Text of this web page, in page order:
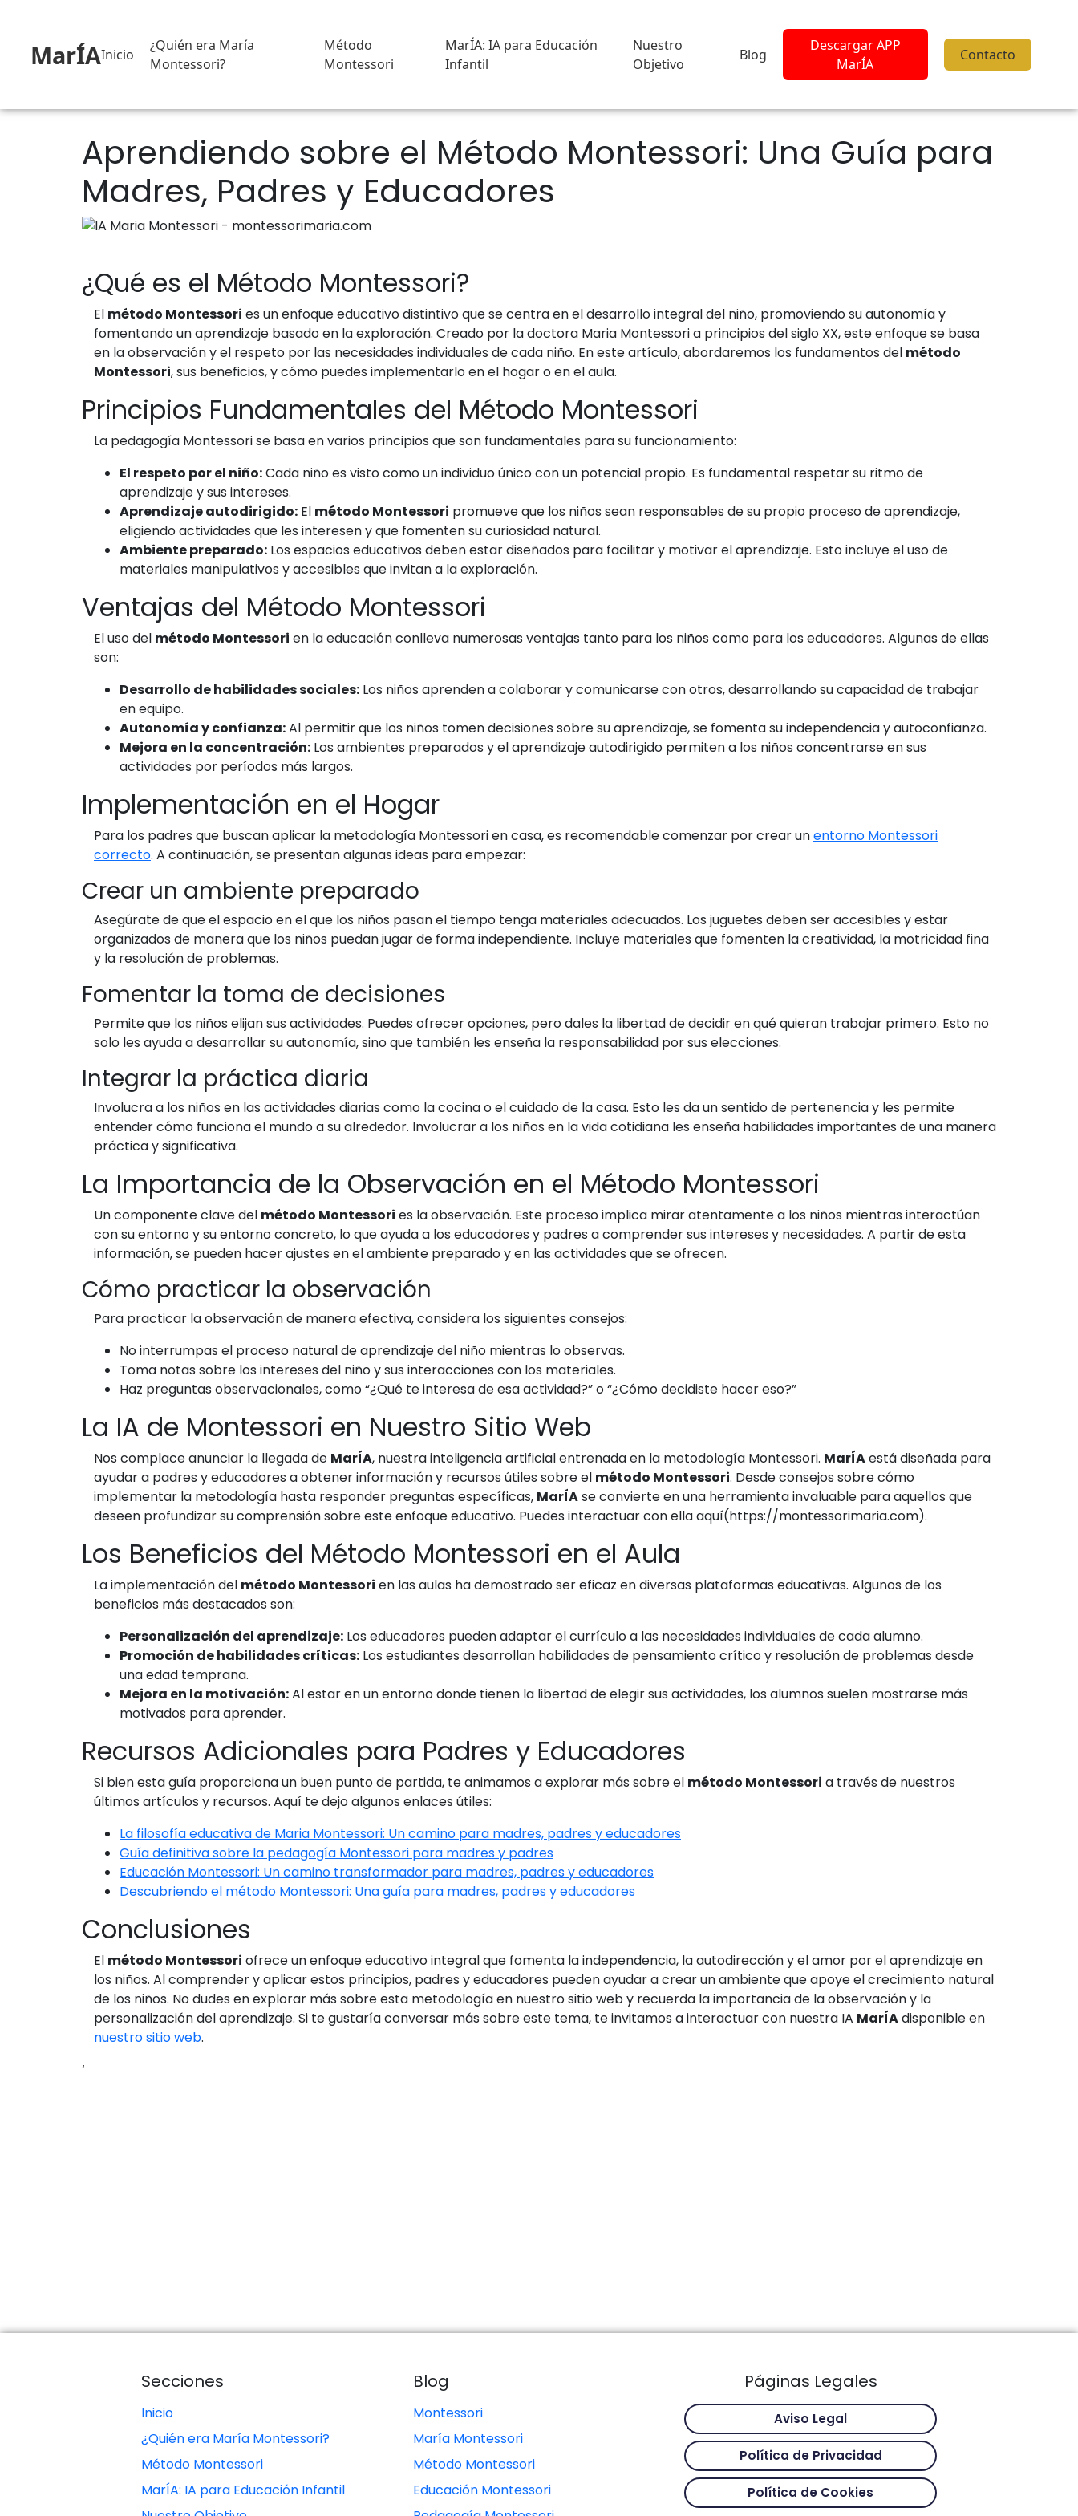
MarÍAInicio
¿Quién era María
Montessori?
Método
Montessori
MarÍA: IA para Educación
Infantil
Nuestro
Objetivo
Blog
Descargar APP
MarÍA
Contacto
Aprendiendo sobre el Método Montessori: Una Guía para
Madres, Padres y Educadores
¿Qué es el Método Montessori?
El método Montessori es un enfoque educativo distintivo que se centra en el desarrollo integral del niño, promoviendo su autonomía y
fomentando un aprendizaje basado en la exploración. Creado por la doctora Maria Montessori a principios del siglo XX, este enfoque se basa
en la observación y el respeto por las necesidades individuales de cada niño. En este artículo, abordaremos los fundamentos del método
Montessori, sus beneficios, y cómo puedes implementarlo en el hogar o en el aula.
Principios Fundamentales del Método Montessori
La pedagogía Montessori se basa en varios principios que son fundamentales para su funcionamiento:
El respeto por el niño:Cada niño es visto como un individuo único con un potencial propio. Es fundamental respetar su ritmo de
aprendizaje y sus intereses.
Aprendizaje autodirigido: El método Montessori promueve que los niños sean responsables de su propio proceso de aprendizaje,
eligiendo actividades que les interesen y que fomenten su curiosidad natural.
Ambiente preparado: Los espacios educativos deben estar diseñados para facilitar y motivar el aprendizaje. Esto incluye el uso de
materiales manipulativos y accesibles que invitan a la exploración.
Ventajas del Método Montessori
El uso del método Montessori en la educación conlleva numerosas ventajas tanto para los niños como para los educadores. Algunas de ellas
son:
Desarrollo de habilidades sociales: Los niños aprenden a colaborar y comunicarse con otros, desarrollando su capacidad de trabajar
en equipo.
Autonomía y confianza:Al permitir que los niños tomen decisiones sobre su aprendizaje, se fomenta su independencia y autoconfianza.
Mejora en la concentración: Los ambientes preparados y el aprendizaje autodirigido permiten a los niños concentrarse en sus
actividades por períodos más largos.
Implementación en el Hogar
Para los padres que buscan aplicar la metodología Montessori en casa, es recomendable comenzar por crear unentorno Montessori
correcto. A continuación, se presentan algunas ideas para empezar:
Crear un ambiente preparado
Asegúrate de que el espacio en el que los niños pasan el tiempo tenga materiales adecuados. Los juguetes deben ser accesibles y estar
organizados de manera que los niños puedan jugar de forma independiente. Incluye materiales que fomenten la creatividad, la motricidad fina
y la resolución de problemas.
Fomentar la toma de decisiones
Permite que los niños elijan sus actividades. Puedes ofrecer opciones, pero dales la libertad de decidir en qué quieran trabajar primero. Esto no
solo les ayuda a desarrollar su autonomía, sino que también les enseña la responsabilidad por sus elecciones.
Integrar la práctica diaria
Involucra a los niños en las actividades diarias como la cocina o el cuidado de la casa. Esto les da un sentido de pertenencia y les permite
entender cómo funciona el mundo a su alrededor. Involucrar a los niños en la vida cotidiana les enseña habilidades importantes de una manera
práctica y significativa.
La Importancia de la Observación en el Método Montessori
Un componente clave del método Montessori es la observación. Este proceso implica mirar atentamente a los niños mientras interactúan
con su entorno y su entorno concreto, lo que ayuda a los educadores y padres a comprender sus intereses y necesidades. A partir de esta
información, se pueden hacer ajustes en el ambiente preparado y en las actividades que se ofrecen.
Cómo practicar la observación
Para practicar la observación de manera efectiva, considera los siguientes consejos:
No interrumpas el proceso natural de aprendizaje del niño mientras lo observas.
Toma notas sobre los intereses del niño y sus interacciones con los materiales.
Haz preguntas observacionales, como “¿Qué te interesa de esa actividad?” o “¿Cómo decidiste hacer eso?”
La IA de Montessori en Nuestro Sitio Web
Nos complace anunciar la llegada de MarÍA, nuestra inteligencia artificial entrenada en la metodología Montessori. MarÍAestá diseñada para
ayudar a padres y educadores a obtener información y recursos útiles sobre el método Montessori. Desde consejos sobre cómo
implementar la metodología hasta responder preguntas específicas, MarÍAse convierte en una herramienta invaluable para aquellos que
deseen profundizar su comprensión sobre este enfoque educativo. Puedes interactuar con ella aquí(https://montessorimaria.com).
Los Beneficios del Método Montessori en el Aula
La implementación del método Montessori en las aulas ha demostrado ser eficaz en diversas plataformas educativas. Algunos de los
beneficios más destacados son:
Personalización del aprendizaje: Los educadores pueden adaptar el currículo a las necesidades individuales de cada alumno.
Promoción de habilidades críticas: Los estudiantes desarrollan habilidades de pensamiento crítico y resolución de problemas desde
una edad temprana.
Mejora en la motivación:Al estar en un entorno donde tienen la libertad de elegir sus actividades, los alumnos suelen mostrarse más
motivados para aprender.
Recursos Adicionales para Padres y Educadores
Si bien esta guía proporciona un buen punto de partida, te animamos a explorar más sobre el método Montessori a través de nuestros
últimos artículos y recursos. Aquí te dejo algunos enlaces útiles:
La filosofía educativa de Maria Montessori: Un camino para madres, padres y educadores
Guía definitiva sobre la pedagogía Montessori para madres y padres
Educación Montessori: Un camino transformador para madres, padres y educadores
Descubriendo el método Montessori: Una guía para madres, padres y educadores
Conclusiones
El método Montessori ofrece un enfoque educativo integral que fomenta la independencia, la autodirección y el amor por el aprendizaje en
los niños. Al comprender y aplicar estos principios, padres y educadores pueden ayudar a crear un ambiente que apoye el crecimiento natural
de los niños. No dudes en explorar más sobre esta metodología en nuestro sitio web y recuerda la importancia de la observación y la
personalización del aprendizaje. Si te gustaría conversar más sobre este tema, te invitamos a interactuar con nuestra IA MarÍAdisponible en
nuestro sitio web.
‘
Secciones
Inicio
¿Quién era María Montessori?
Método Montessori
MarÍA: IA para Educación Infantil
Blog
Montessori
María Montessori
Método Montessori
Educación Montessori
Páginas Legales
Aviso Legal
Política de Privacidad
Política de Cookies